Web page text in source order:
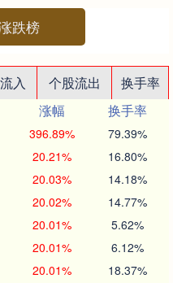
跌榜
入 个股流出
换手率
涨幅
换手率
396.89% 79.39%
20.21% 16.80%
20.03% 14.18%
20.02% 14.77%
20.01% 5.62%
20.01% 6.12%
20.01% 18.37%